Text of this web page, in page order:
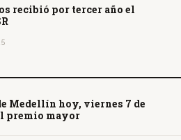
recibió por tercer año el
Medellín hoy, viernes 7 de
premio mayor